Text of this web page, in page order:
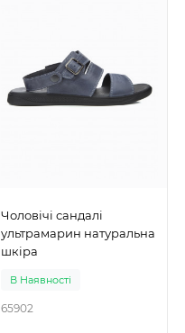
Чоловічі сандалі
ультрамарин натуральна
шкіра
В Наявності
65902